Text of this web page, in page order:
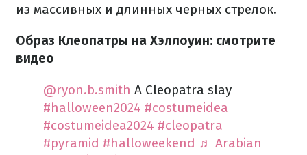
из массивных и длинных черных стрелок.
Образ Клеопатры на Хэллоуин: смотрите
видео
@ryon.b.smith A Cleopatra slay
#halloween2024 #costumeidea
#costumeidea2024 #cleopatra
#pyramid #halloweekend ♬ Arabian